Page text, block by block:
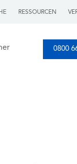
RESSOURCEN
0800